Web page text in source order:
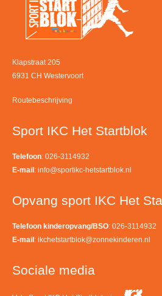
Klapstraat 205
6931 CH Westervoort
Routebeschrijving
Sport IKC Het Startblok
Telefoon: 026-3114932
E-mail : info@sportikc-hetstartblok.nl
Opvang sport IKC Het
Telefoon kinderopvang/BSO: 026-3114932
E-mail : ikchetstartblok@zonnekinderen.nl
Sociale media